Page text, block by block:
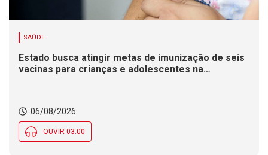
SAÚDE
Estado busca atingir metas de imunização de seis
vacinas para crianças e adolescentes na
06/08/2026
OUVIR 03:00